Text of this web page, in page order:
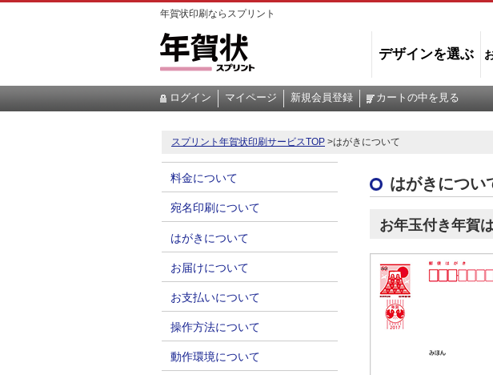
年賀状印刷ならスプリント
デザインを選ぶ
ログイン マイページ 新規会員登録 カートの中を見る
スプリント年賀状印刷サービスTOP >はがきについて
料金について
宛名印刷について
はがきについて
お届けについて
お支払いについて
操作方法について
動作環境について
はがきについ
お年玉付き年賀